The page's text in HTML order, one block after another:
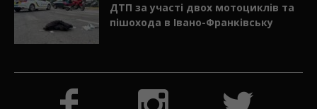
ДТП за участі двох мотоциклів та
пішохода в Івано-Франківську